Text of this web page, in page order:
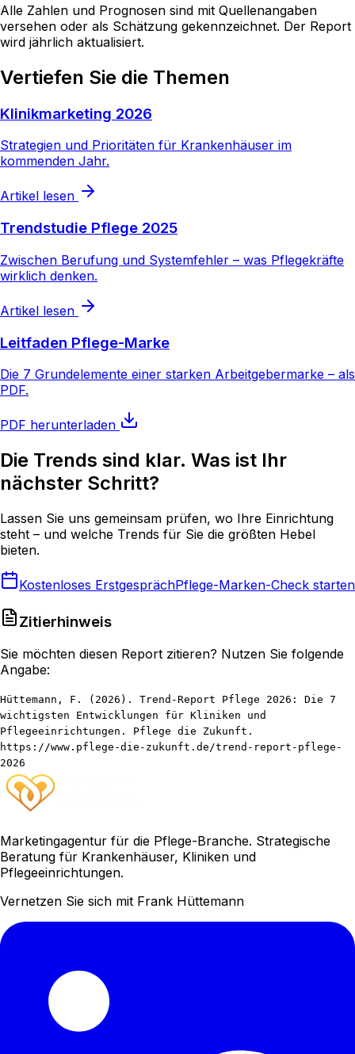
Alle Zahlen und Prognosen sind mit Quellenangaben
versehen oder als Schätzung gekennzeichnet. Der Report
wird jährlich aktualisiert.
Vertiefen Sie die Themen
Klinikmarketing 2026
Strategien und Prioritäten für Krankenhäuser im
kommenden Jahr.
Artikel lesen
Trendstudie Pflege 2025
Zwischen Berufung und Systemfehler – was Pflegekräfte
wirklich denken.
Artikel lesen
Leitfaden Pflege-Marke
Die 7 Grundelemente einer starken Arbeitgebermarke – als
PDF.
PDF herunterladen
Die Trends sind klar. Was ist Ihr
nächster Schritt?
Lassen Sie uns gemeinsam prüfen, wo Ihre Einrichtung
steht – und welche Trends für Sie die größten Hebel
bieten.
Kostenloses ErstgesprächPflege-Marken-Check starten
Zitierhinweis
Sie möchten diesen Report zitieren? Nutzen Sie folgende
Angabe:
Hüttemann, F. (2026). Trend-Report Pflege 2026: Die 7
wichtigsten Entwicklungen für Kliniken und
Pflegeeinrichtungen. Pflege die Zukunft.
https://www.pflege-die-zukunft.de/trend-report-pflege-
2026
Marketingagentur für die Pflege-Branche. Strategische
Beratung für Krankenhäuser, Kliniken und
Pflegeeinrichtungen.
Vernetzen Sie sich mit Frank Hüttemann